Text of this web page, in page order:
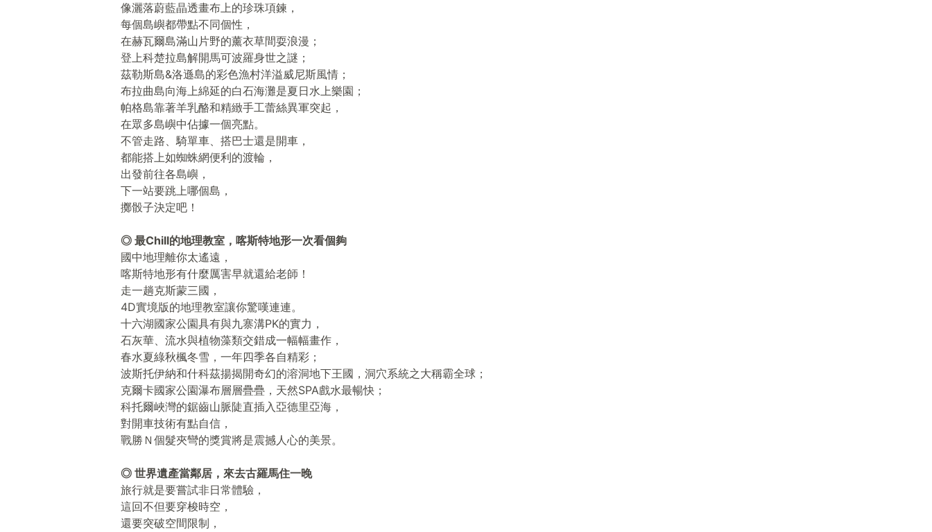
像灑落蔚藍晶透畫布上的珍珠項鍊，
每個島嶼都帶點不同個性，
在赫瓦爾島滿山片野的薰衣草間耍浪漫；
登上科楚拉島解開馬可波羅身世之謎；
茲勒斯島&洛遜島的彩色漁村洋溢威尼斯風情；
布拉曲島向海上綿延的白石海灘是夏日水上樂園；
帕格島靠著羊乳酪和精緻手工蕾絲異軍突起，
在眾多島嶼中佔據一個亮點。
不管走路、騎單車、搭巴士還是開車，
都能搭上如蜘蛛網便利的渡輪，
出發前往各島嶼，
下一站要跳上哪個島，
擲骰子決定吧！
◎ 最Chill的地理教室，喀斯特地形一次看個夠
國中地理離你太遙遠，
喀斯特地形有什麼厲害早就還給老師！
走一趟克斯蒙三國，
4D實境版的地理教室讓你驚嘆連連。
十六湖國家公園具有與九寨溝PK的實力，
石灰華、流水與植物藻類交錯成一幅幅畫作，
春水夏綠秋楓冬雪，一年四季各自精彩；
波斯托伊納和什科茲揚揭開奇幻的溶洞地下王國，洞穴系統之大稱霸全球；
克爾卡國家公園瀑布層層疊疊，天然SPA戲水最暢快；
科托爾峽灣的鋸齒山脈陡直插入亞德里亞海，
對開車技術有點自信，
戰勝Ｎ個髮夾彎的獎賞將是震撼人心的美景。
◎ 世界遺產當鄰居，來去古羅馬住一晚
旅行就是要嘗試非日常體驗，
這回不但要穿梭時空，
還要突破空間限制，